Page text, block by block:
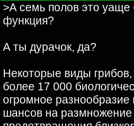
>А семь полов это уаще
функция?
А ты дурачок, да?
Некоторые виды
более 17 000
огромное
шансов на размножение